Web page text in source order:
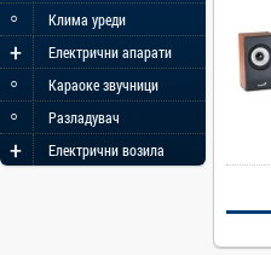
Клима уреди
◦
Електрични апарати
+
Караоке звучници
◦
Разладувач
◦
Електрични возила
+